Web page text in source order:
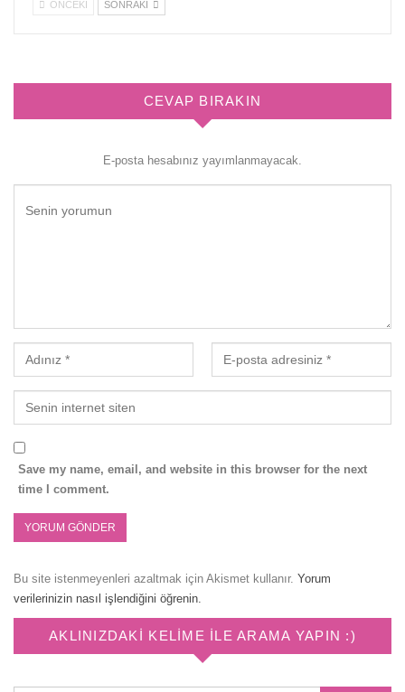
ÖNCEKI SONRAKI
CEVAP BIRAKIN
E-posta hesabınız yayımlanmayacak.
Save my name, email, and website in this browser for the next
time I comment.
Bu site istenmeyenleri azaltmak için Akismet kullanır. Yorum
verilerinizin nasıl işlendiğini öğrenin.
AKLINIZDAKI KELIME ILE ARAMA YAPIN :)